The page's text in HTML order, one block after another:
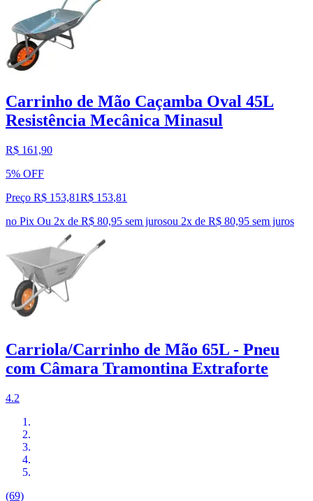
Carrinho de Mão Caçamba Oval 45L
Resistência Mecânica Minasul
R$ 161,90
5% OFF
Preço R$ 153,81R$ 153,81
no Pix Ou 2x de R$ 80,95 sem jurosou 2x de R$ 80,95 sem juros
Carriola/Carrinho de Mão 65L - Pneu
com Câmara Tramontina Extraforte
4.2
(69)